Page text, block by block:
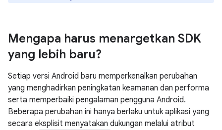
Mengapa harus menargetkan SDK
yang lebih baru?
Setiap versi Android baru memperkenalkan perubahan
yang menghadirkan peningkatan keamanan dan performa
serta memperbaiki pengalaman pengguna Android.
Beberapa perubahan ini hanya berlaku untuk aplikasi yang
secara eksplisit menyatakan dukungan melalui atribut